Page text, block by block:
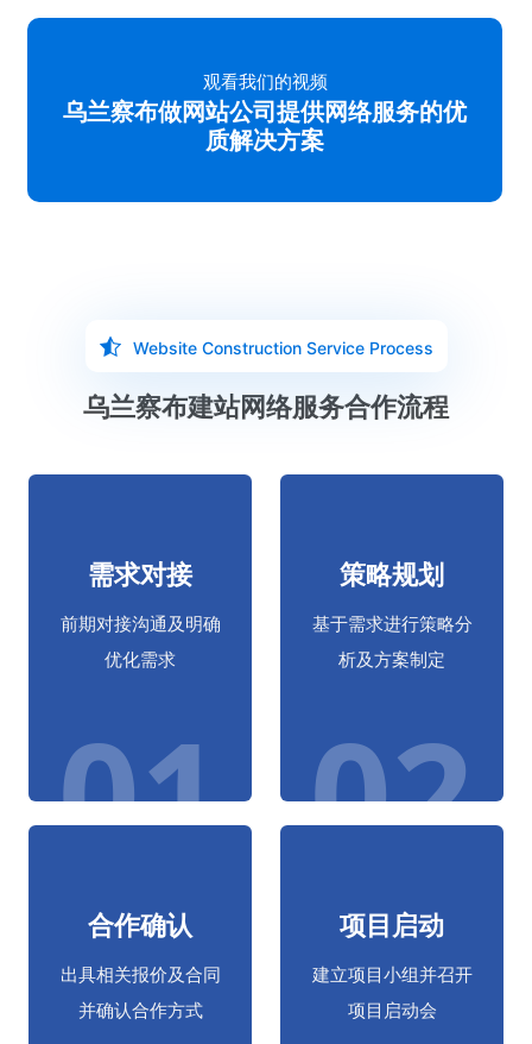
观看我们的视频
乌兰察布做网站公司提供网络服务的优
质解决方案
Website Construction Service Process
乌兰察布建站网络服务合作流程
需求对接
前期对接沟通及明确
优化需求
01
策略规划
基于需求进行策略分
析及方案制定
02
合作确认
出具相关报价及合同
并确认合作方式
项目启动
建立项目小组并召开
项目启动会